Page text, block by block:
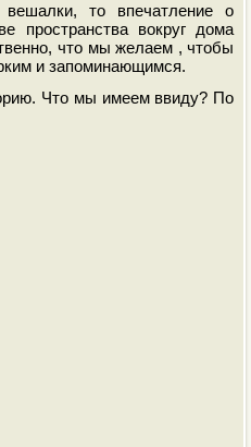
то впечатление о
пространства вокруг дома
что мы желаем , чтобы
и запоминающимся.
Что мы имеем ввиду? По